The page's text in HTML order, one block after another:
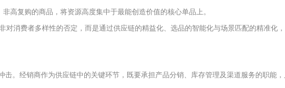
高复购的商品，将资源高度集中于最能创造价值的核心单品上。
对消费者多样性的否定，而是通过供应链的精益化、选品的智能化与场景匹配的精准化
。经销商作为供应链中的关键环节，既要承担产品分销、库存管理及渠道服务的职能